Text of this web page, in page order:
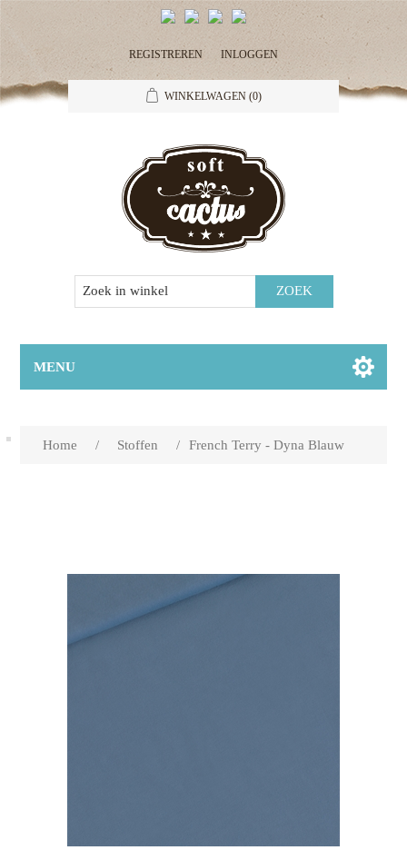
REGISTREREN INLOGGEN
WINKELWAGEN (0)
MENU
Home / Stoffen / French Terry - Dyna Blauw